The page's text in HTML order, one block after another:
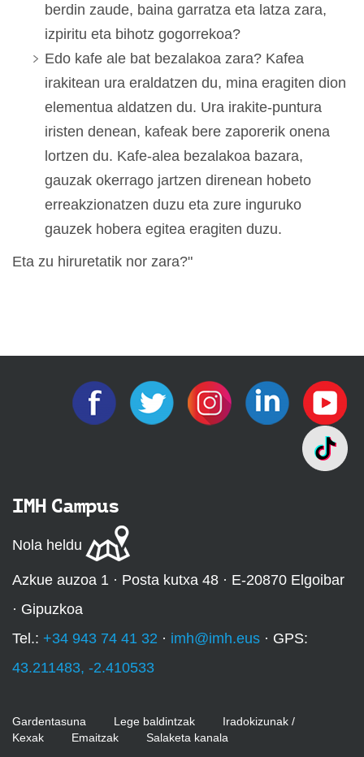
berdin zaude, baina garratza eta latza zara,
izpiritu eta bihotz gogorrekoa?
Edo kafe ale bat bezalakoa zara? Kafea
irakitean ura eraldatzen du, mina eragiten dion
elementua aldatzen du. Ura irakite-puntura
iristen denean, kafeak bere zaporerik onena
lortzen du. Kafe-alea bezalakoa bazara,
gauzak okerrago jartzen direnean hobeto
erreakzionatzen duzu eta zure inguruko
gauzek hobera egitea eragiten duzu.
Eta zu hiruretatik nor zara?"
IMH Campus
Nola heldu
Azkue auzoa 1 · Posta kutxa 48 · E-20870 Elgoibar
· Gipuzkoa
Tel.: +34 943 74 41 32 · imh@imh.eus · GPS:
43.211483, -2.410533
Gardentasuna Lege baldintzak
Iradokizunak /
Kexak
Emaitzak Salaketa kanala